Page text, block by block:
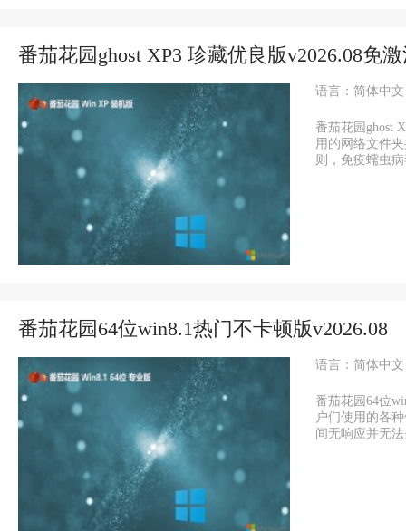
番茄花园ghost XP3 珍藏优良版v2026.08免
语言：简体中文
番茄花园ghost
用的网络文件
则，免疫蠕虫
番茄花园64位win8.1热门不卡顿版v2026.08
语言：简体中文
番茄花园64位
户们使用的各
间无响应并无